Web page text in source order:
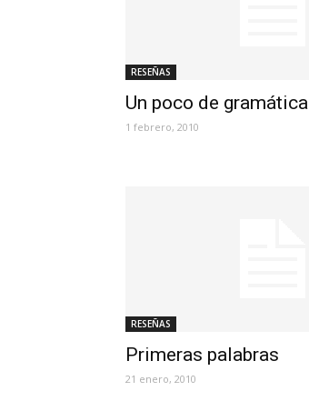
RESEÑAS
Un poco de gramática
1 febrero, 2010
RESEÑAS
Primeras palabras
21 enero, 2010